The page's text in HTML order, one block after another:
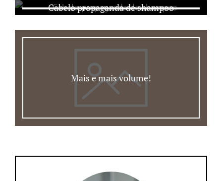
Cabelo propaganda de shampoo
Mais e mais volume!